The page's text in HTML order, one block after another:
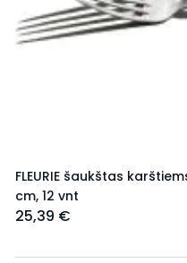
FLEURIE šaukštas
cm, 12 vnt
25,39 €